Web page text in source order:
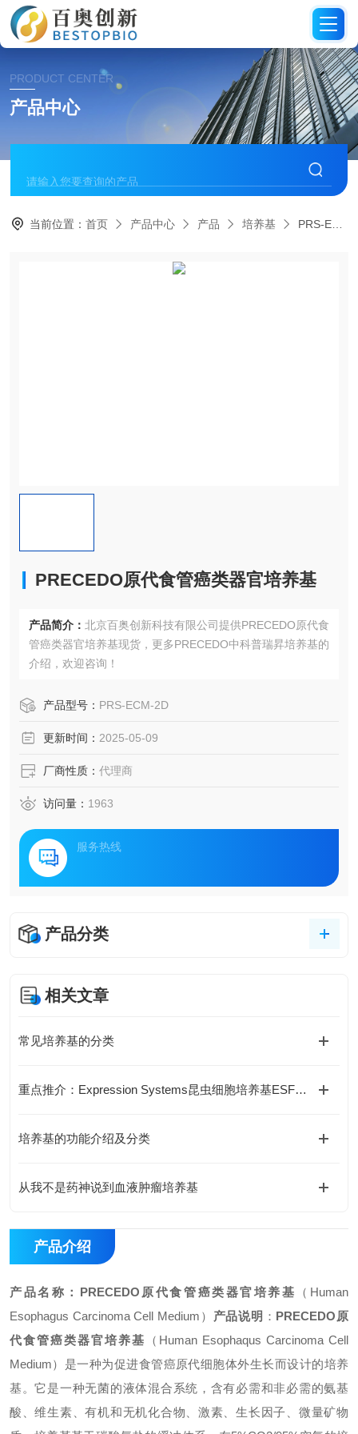
PRODUCT CENTER
产品中心
当前位置：首页 产品中心 产品 培养基 PRS-ECM-2DPRECEDO原代食管癌类器官培养基
PRECEDO原代食管癌类器官培养基
产品简介： 北京百奥创新科技有限公司提供PRECEDO原代食
管癌类器官培养基现货，更多PRECEDO中科普瑞昇培养基的
介绍，欢迎咨询！
产品型号： PRS-ECM-2D
更新时间： 2025-05-09
厂商性质： 代理商
访问量： 1963
服务热线
产品分类
相关文章
常见培养基的分类
重点推介：Expression Systems昆虫细胞培养基ESF 921 (96-001-01)
培养基的功能介绍及分类
从我不是药神说到血液肿瘤培养基
产品介绍
产品名称 ： PRECEDO原代食管癌类器官培养基 （ Human
Esophagus Carcinoma Cell Medium ） 产品说明 ： PRECEDO原
代食管癌类器官培养基
（ Human Esophaqus Carcinoma Cell
Medium）是一种为促进食管癌原代细胞体外生长而设计的培养
基。它是一种无菌的液体混合系统，含有必需和非必需的氨基
酸、维生素、有机和无机化合物、激素、生长因子、微量矿物